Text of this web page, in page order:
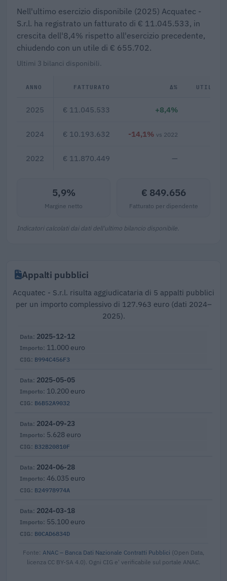
Nell'ultimo esercizio disponibile (2025) Acquatec -
S.r.l. ha registrato un fatturato di € 11.045.533, in
crescita dell'8,4% rispetto all'esercizio precedente,
chiudendo con un utile di € 655.702.
Ultimi 3 bilanci disponibili.
ANNO FATTURATO Δ% UTILE/
2025 € 11.045.533 +8,4%
2024 € 10.193.632 -14,1% vs 2022
2022 € 11.870.449 —
5,9%
Margine netto
€ 849.656
Fatturato per dipendente
Indicatori calcolati dai dati dell'ultimo bilancio disponibile.
Appalti pubblici
Acquatec - S.r.l. risulta aggiudicataria di 5 appalti pubblici
per un importo complessivo di 127.963 euro (dati 2024–
2025).
B994C456F3
2025-12-12
11.000 euro
B6B52A9032
2025-05-05
10.200 euro
B32B20810F
2024-09-23
5.628 euro
B24978974A
2024-06-28
46.035 euro
B0CAD6834D
2024-03-18
55.100 euro
Fonte: ANAC – Banca Dati Nazionale Contratti Pubblici (Open Data,
licenza CC BY-SA 4.0). Ogni CIG e' verificabile sul portale ANAC.